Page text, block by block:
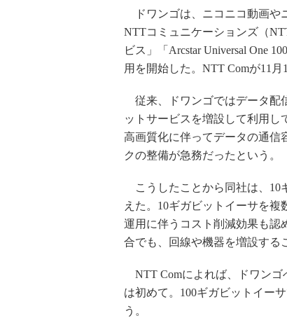
ドワンゴは、ニコニコ動画や
NTTコミュニケーションズ（
ビス」「Arcstar Universal One
用を開始した。NTT Comが11月
従来、ドワンゴではデータ配
ットサービスを増設して利用し
高画質化に伴ってデータの通信
クの整備が急務だったという。
こうしたことから同社は、10
えた。10ギガビットイーサを
運用に伴うコスト削減効果も認
合でも、回線や機器を増設する
NTT Comによれば、ドワンゴ
は初めて。100ギガビットイー
う。